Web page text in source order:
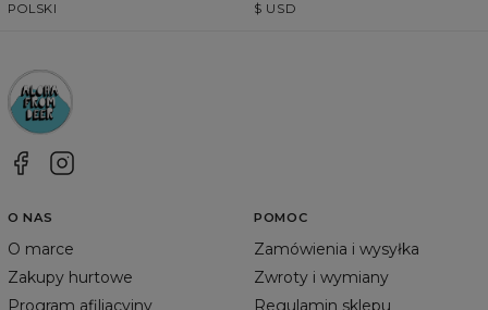
POLSKI $ USD
O NAS
O marce
Zakupy hurtowe
Program afiliacyjny
POMOC
Zamówienia i wysyłka
Zwroty i wymiany
Regulamin sklepu